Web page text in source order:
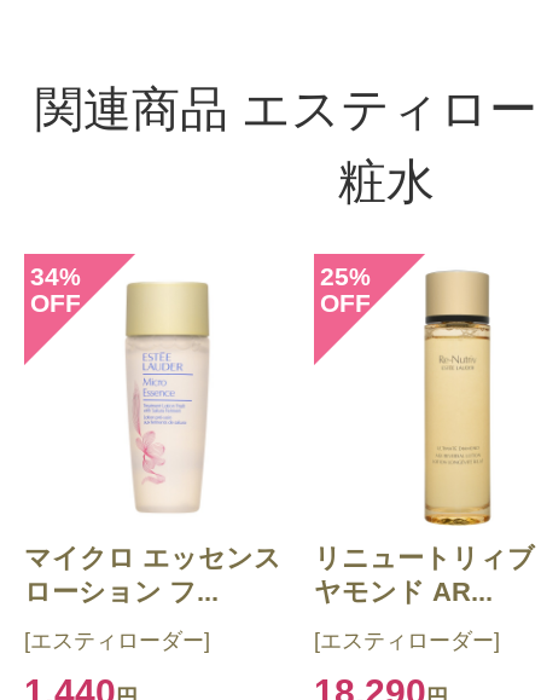
関連商品 エスティロ
粧水
34%
OFF
マイクロ エッセンス
ローション フ...
[エスティローダー]
25%
OFF
リニュートリィ
ヤモンド AR...
[エスティローダー]